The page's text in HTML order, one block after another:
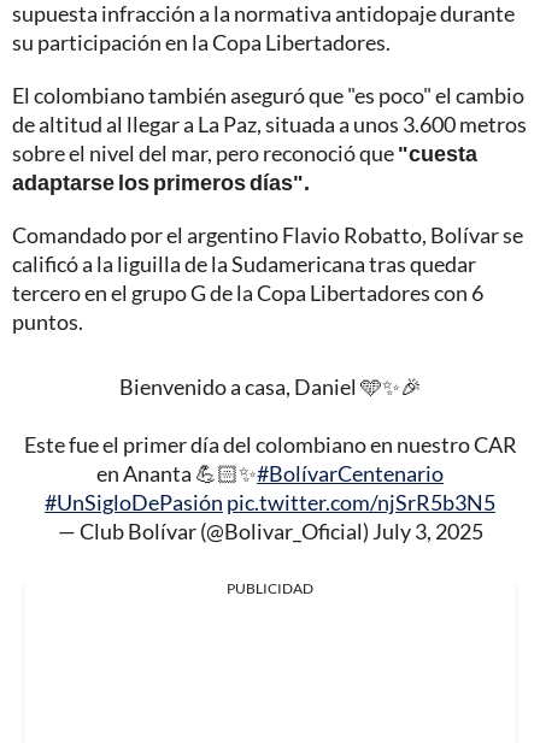
supuesta infracción a la normativa antidopaje durante
su participación en la Copa Libertadores.
El colombiano también aseguró que "es poco" el cambio
de altitud al llegar a La Paz, situada a unos 3.600 metros
sobre el nivel del mar, pero reconoció que"cuesta
adaptarse los primeros días".
Comandado por el argentino Flavio Robatto, Bolívar se
calificó a la liguilla de la Sudamericana tras quedar
tercero en el grupo G de la Copa Libertadores con 6
puntos.
Bienvenido a casa, Daniel 🩵✨🎉
Este fue el primer día del colombiano en nuestro CAR
en Ananta 💪🏻✨#BolívarCentenario
#UnSigloDePasión pic.twitter.com/njSrR5b3N5
— Club Bolívar (@Bolivar_Oficial) July 3, 2025
PUBLICIDAD